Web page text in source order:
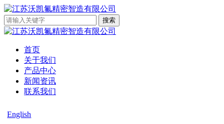
首页
关于我们
产品中心
新闻资讯
联系我们
English